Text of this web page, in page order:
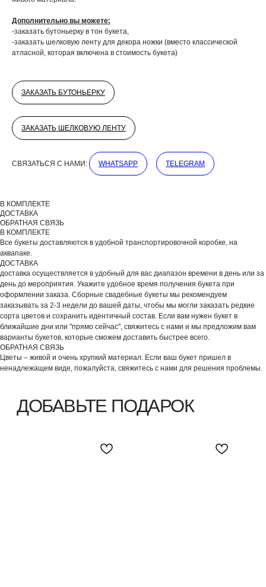
Дополнительно вы можете:
-заказать бутоньерку в тон букета,
-заказать шелковую ленту для декора ножки (вместо классической
атласной, которая включена в стоимость букета)
ЗАКАЗАТЬ БУТОНЬЕРКУ
ЗАКАЗАТЬ ШЕЛКОВУЮ ЛЕНТУ
СВЯЗАТЬСЯ С НАМИ: WHATSAPP TELEGRAM
В КОМПЛЕКТЕ
ДОСТАВКА
ОБРАТНАЯ СВЯЗЬ
В КОМПЛЕКТЕ
Все букеты доставляются в удобной транспортировочной коробке, на
аквапаке.
ДОСТАВКА
доставка осуществляется в удобный для вас диапазон времени в день или за
день до мероприятия. Укажите удобное время получения букета при
оформлении заказа. Сборные свадебные букеты мы рекомендуем
заказывать за 2-3 недели до вашей даты, чтобы мы могли заказать редкие
сорта цветов и сохранить идентичный состав. Если вам нужен букет в
ближайшие дни или "прямо сейчас", свяжитесь с нами и мы предложим вам
варианты букетов, которые сможем доставить быстрее всего.
ОБРАТНАЯ СВЯЗЬ
Цветы – живой и очень хрупкий материал. Если ваш букет пришел в
ненадлежащем виде, пожалуйста, свяжитесь с нами для решения проблемы.
ДОБАВЬТЕ ПОДАРОК
ВЫБЕРИТЕ ВАЗУ